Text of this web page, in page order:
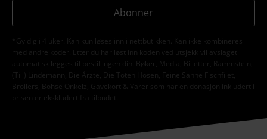
Abonner
*Gyldig i 4 uker. Kan kun løses inn i nettbutikken. Kan ikke kombineres
med andre koder. Etter du har løst inn koden ved utsjekk vil avslaget
automatisk legges til bestillingen din. Bøker, Media, Billetter, Rammstein,
(Till) Lindemann, Die Ärzte, Die Toten Hosen, Feine Sahne Fischfilet,
Broilers, Böhse Onkelz, Gavekort & Varer som har en donasjon inkludert i
prisen er ekskludert fra tilbudet.